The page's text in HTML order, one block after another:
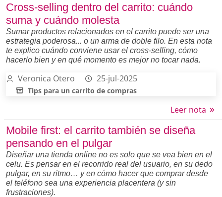
Cross-selling dentro del carrito: cuándo
suma y cuándo molesta
Sumar productos relacionados en el carrito puede ser una
estrategia poderosa... o un arma de doble filo. En esta nota
te explico cuándo conviene usar el cross-selling, cómo
hacerlo bien y en qué momento es mejor no tocar nada.
Veronica Otero 25-jul-2025
Tips para un carrito de compras
Leer nota
Mobile first: el carrito también se diseña
pensando en el pulgar
Diseñar una tienda online no es solo que se vea bien en el
celu. Es pensar en el recorrido real del usuario, en su dedo
pulgar, en su ritmo… y en cómo hacer que comprar desde
el teléfono sea una experiencia placentera (y sin
frustraciones).